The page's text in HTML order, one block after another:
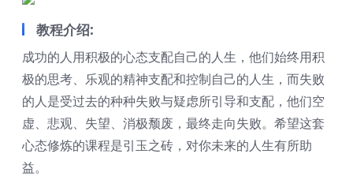
教程介绍:
成功的人用积极的心态支配自己的人生，他们始终用积
极的思考、乐观的精神支配和控制自己的人生，而失败
的人是受过去的种种失败与疑虑所引导和支配，他们空
虚、悲观、失望、消极颓废，最终走向失败。希望这套
心态修炼的课程是引玉之砖，对你未来的人生有所助
益。